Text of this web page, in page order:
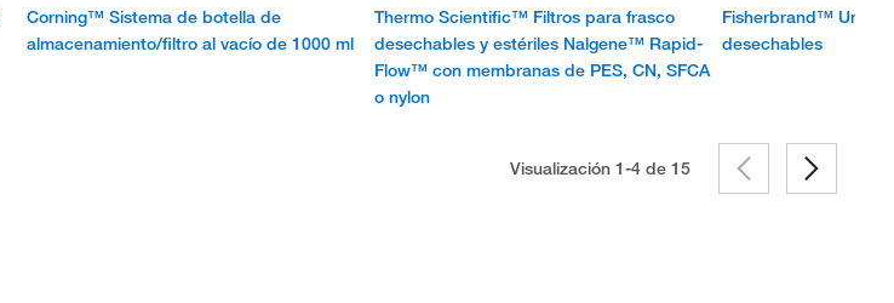
Corning™ Sistema de botella de
almacenamiento/filtro al vacío de 1000 ml
Thermo Scientific™ Filtros para frasco
desechables y estériles Nalgene™ Rapid-
Flow™ con membranas de PES, CN, SFCA
o nylon
Fisherbrand™
desechables
Visualización 1-4 de 15